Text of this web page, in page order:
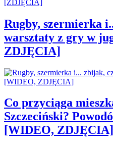
Rugby, szermierka
warsztaty z gry w
ZDJĘCIA]
Co przyciąga
Szczeciński?
[WIDEO, ZDJĘCIA]